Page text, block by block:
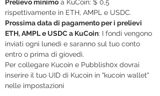
Prelievo minimo a KuCoin: $ 0,5
rispettivamente in ETH, AMPL e USDC.
Prossima data di pagamento per i prelievi
ETH, AMPL e USDC a KuCoin: I fondi vengono
inviati ogni lunedì e saranno sul tuo conto
entro o prima di giovedì.
Per collegare Kucoin e Pubblish0x dovrai
inserire il tuo UID di Kucoin in "kucoin wallet"
nelle impostazioni